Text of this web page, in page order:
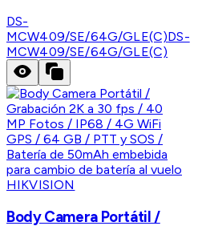
DS-
MCW409/SE/64G/GLE(C)DS-
MCW409/SE/64G/GLE(C)
HIKVISION
Body Camera Portátil /